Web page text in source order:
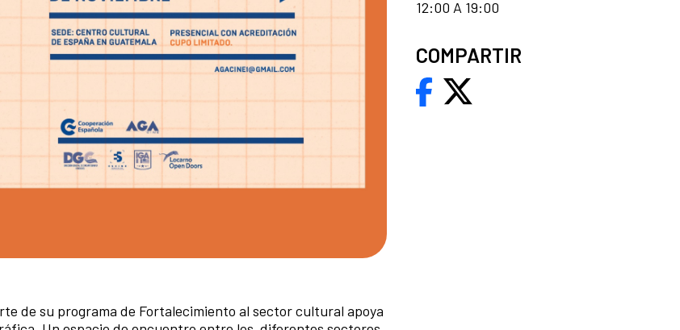
de su programa de Fortalecimiento al sector cultural apoya
12:00 A 19:00
COMPARTIR